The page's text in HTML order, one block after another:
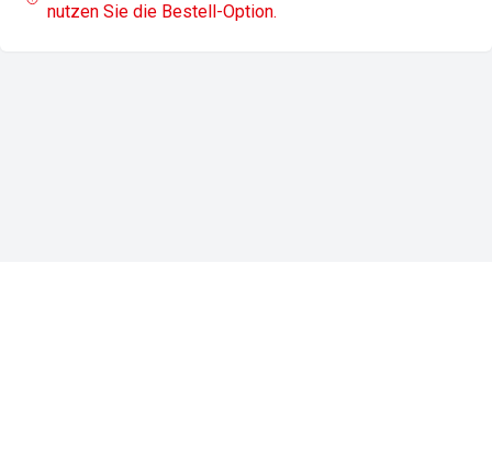
nutzen Sie die Bestell-Option.